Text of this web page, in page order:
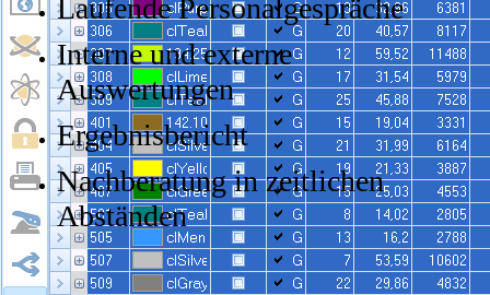
Laufende Personalgespräche
Interne und externe
Auswertungen
Ergebnisbericht
Nachberatung in zeitlichen
Abständen